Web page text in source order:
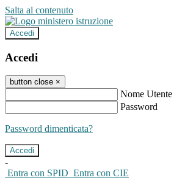
Salta al contenuto
Accedi
Accedi
button close ×
Nome Utente
Password
Password dimenticata?
-
Entra con SPID Entra con CIE